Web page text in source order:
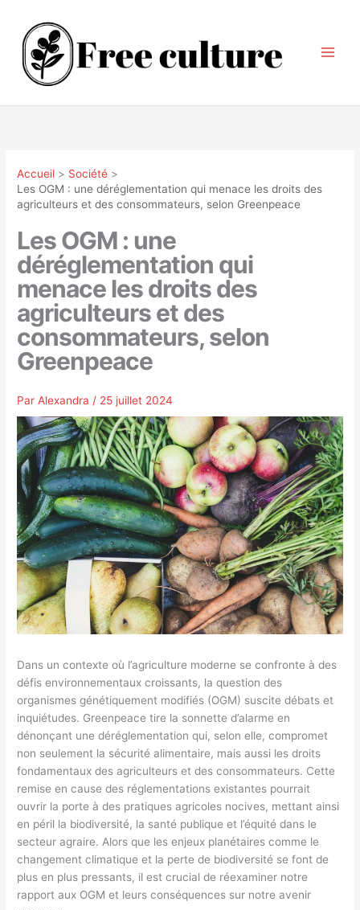
contenu
Accueil
Société
Les OGM : une déréglementation qui menace les droits des
agriculteurs et des consommateurs, selon Greenpeace
Les OGM : une
déréglementation qui
menace les droits des
agriculteurs et des
consommateurs, selon
Greenpeace
Par Alexandra / 25 juillet 2024
Dans un contexte où l’agriculture moderne se confronte à des
défis environnementaux croissants, la question des
organismes génétiquement modifiés (OGM) suscite débats et
inquiétudes. Greenpeace tire la sonnette d’alarme en
dénonçant une déréglementation qui, selon elle, compromet
non seulement la sécurité alimentaire, mais aussi les droits
fondamentaux des agriculteurs et des consommateurs. Cette
remise en cause des réglementations existantes pourrait
ouvrir la porte à des pratiques agricoles nocives, mettant ainsi
en péril la biodiversité, la santé publique et l’équité dans le
secteur agraire. Alors que les enjeux planétaires comme le
changement climatique et la perte de biodiversité se font de
plus en plus pressants, il est crucial de réexaminer notre
rapport aux OGM et leurs conséquences sur notre avenir